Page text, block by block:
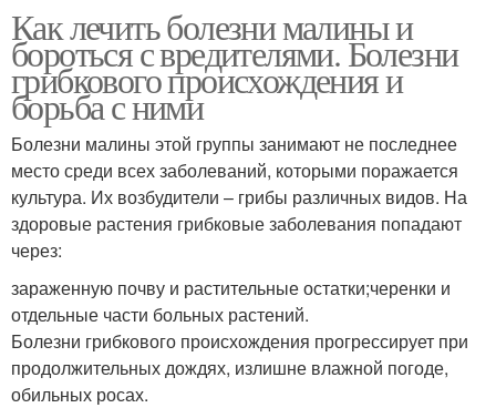
Как лечить болезни малины и
бороться с вредителями. Болезни
грибкового происхождения и
борьба с ними
Болезни малины этой группы занимают не последнее
место среди всех заболеваний, которыми поражается
культура. Их возбудители – грибы различных видов. На
здоровые растения грибковые заболевания попадают
через:
зараженную почву и растительные остатки;черенки и
отдельные части больных растений.
Болезни грибкового происхождения прогрессирует при
продолжительных дождях, излишне влажной погоде,
обильных росах.